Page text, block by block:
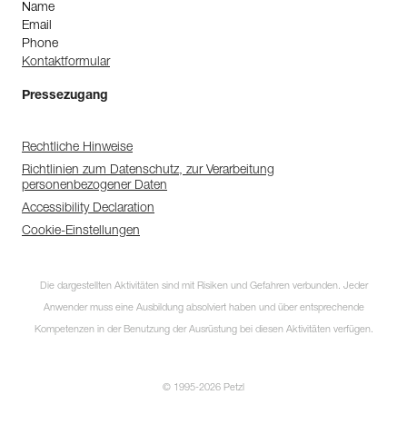
Name
Email
Phone
Kontaktformular
Pressezugang
Rechtliche Hinweise
Richtlinien zum Datenschutz, zur Verarbeitung
personenbezogener Daten
Accessibility Declaration
Cookie-Einstellungen
Die dargestellten Aktivitäten sind mit Risiken und Gefahren verbunden. Jeder
Anwender muss eine Ausbildung absolviert haben und über entsprechende
Kompetenzen in der Benutzung der Ausrüstung bei diesen Aktivitäten verfügen.
© 1995-2026 Petzl